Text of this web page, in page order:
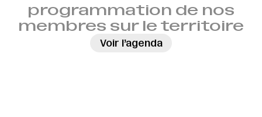
programmation de nos
membres sur le territoire
Voir l’agenda